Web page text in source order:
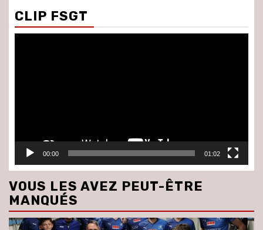
CLIP FSGT
00:00 01:02
VOUS LES AVEZ PEUT-ÊTRE
MANQUÉS